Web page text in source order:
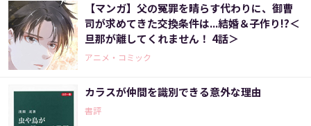
【マンガ】父の冤罪を晴らす代わりに、御曹
司が求めてきた交換条件は...結婚＆子作り!?＜
旦那が離してくれません！ 4話＞
アニメ・コミック
カラスが仲間を識別できる意外な理由
書評